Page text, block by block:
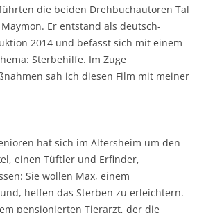
die beiden Drehbuchautoren Tal
Er entstand als deutsch-
2014 und befasst sich mit einem
Sterbehilfe. Im Zuge
sah ich diesen Film mit meiner
hat sich im Altersheim um den
einen Tüftler und Erfinder,
Sie wollen Max, einem
helfen das Sterben zu erleichtern.
pensionierten Tierarzt, der die